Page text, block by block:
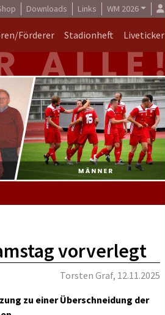
Downloads Links WM 2026
Förderer Stadionheft Liveticker
vorverlegt
Torsten Graf, 12.11.2025
zu einer Überschneidung der